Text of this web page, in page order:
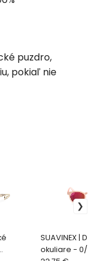
puzdro,
pokiaľ nie
SUAVINEX |
okuliare - 0/12